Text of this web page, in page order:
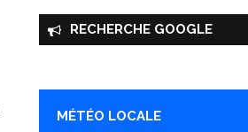
RECHERCHE GOOGLE
MÉTÉO LOCALE